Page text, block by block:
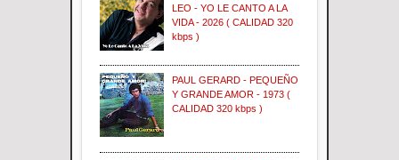
LEO - YO LE CANTO A LA
VIDA - 2026 ( CALIDAD 320
kbps )
PAUL GERARD - PEQUEÑO
Y GRANDE AMOR - 1973 (
CALIDAD 320 kbps )